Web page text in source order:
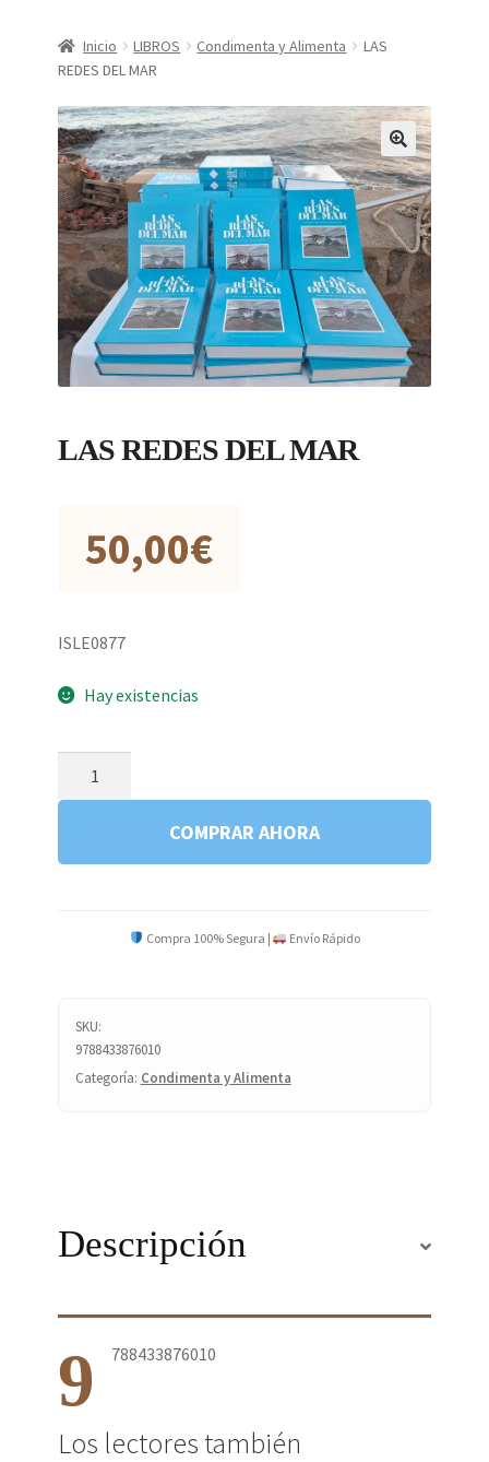
Finalizar compra
Mi cuenta
Política de Privacidad
Inicio LIBROS Condimenta y Alimenta
LAS
REDES DEL MAR
LAS REDES DEL MAR
50,00€
ISLE0877
Hay existencias
COMPRAR AHORA
Compra 100% Segura | Envío Rápido
SKU:
9788433876010
Categoría: Condimenta y Alimenta
Descripción
9 788433876010
Los lectores también